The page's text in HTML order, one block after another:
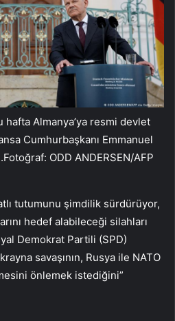
hafta Almanya’ya resmi devlet
Cumhurbaşkanı Emmanuel
ODD ANDERSEN/AFP
tutumunu şimdilik sürdürüyor,
hedef alabileceği silahları
Demokrat Partili (SPD)
savaşının, Rusya ile NATO
önlemek istediğini”